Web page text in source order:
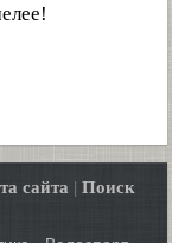
сайта | Поиск